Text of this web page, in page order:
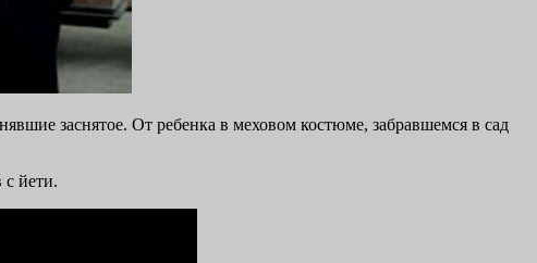
заснятое. От ребенка в меховом костюме, забравшемся в сад
йети.